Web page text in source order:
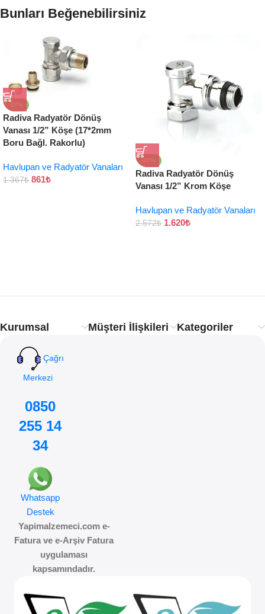
Bunları Beğenebilirsiniz
-37%
Radiva Radyatör Dönüş
Vanası 1/2” Köşe (17*2mm
Boru Bağl. Rakorlu)
Havlupan ve Radyatör Vanaları
1.367₺ 861₺
-37%
Radiva Radyatör Dönüş
Vanası 1/2” Krom Köşe
Havlupan ve Radyatör Vanaları
2.572₺ 1.620₺
Kurumsal Müşteri İlişkileri Kategoriler
Çağrı
Merkezi
0850
255 14
34
Whatsapp
Destek
Yapimalzemeci.com e-
Fatura ve e-Arşiv Fatura
uygulaması
kapsamındadır.